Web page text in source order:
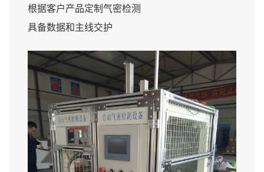
根据客户产品定制气密检测
具备数据和主线交护